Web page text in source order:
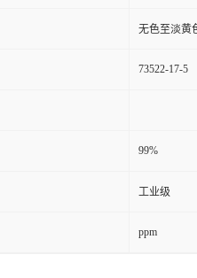
无色至淡黄
73522-17-5
99%
工业级
ppm